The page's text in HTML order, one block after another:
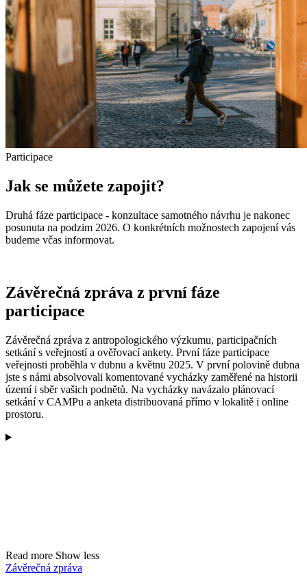
Participace
Jak se můžete zapojit?
Druhá fáze participace - konzultace samotného návrhu je nakonec
posunuta na podzim 2026. O konkrétních možnostech zapojení vás
budeme včas informovat.
Závěrečná zpráva z první fáze
participace
Závěrečná zpráva z antropologického výzkumu, participačních
setkání s veřejností a ověřovací ankety. První fáze participace
veřejnosti proběhla v dubnu a květnu 2025. V první polovině dubna
jste s námi absolvovali komentované vycházky zaměřené na historii
území i sběr vašich podnětů. Na vycházky navázalo plánovací
setkání v CAMPu a anketa distribuovaná přímo v lokalitě i online
prostoru.
Read more Show less
Závěrečná zpráva